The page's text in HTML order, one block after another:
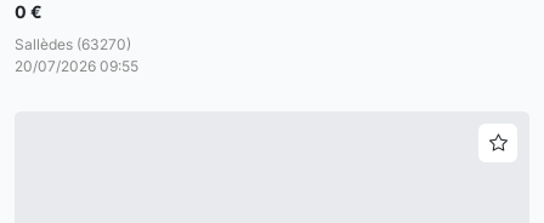
0 €
Sallèdes (63270)
20/07/2026 09:55